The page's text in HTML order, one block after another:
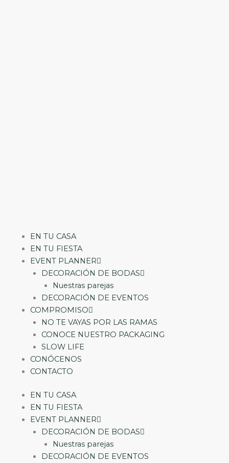
EN TU CASA
EN TU FIESTA
EVENT PLANNER
DECORACIÓN DE BODAS
Nuestras parejas
DECORACIÓN DE EVENTOS
COMPROMISO
NO TE VAYAS POR LAS RAMAS
CONOCE NUESTRO PACKAGING
SLOW LIFE
CONÓCENOS
CONTACTO
EN TU CASA
EN TU FIESTA
EVENT PLANNER
DECORACIÓN DE BODAS
Nuestras parejas
DECORACIÓN DE EVENTOS